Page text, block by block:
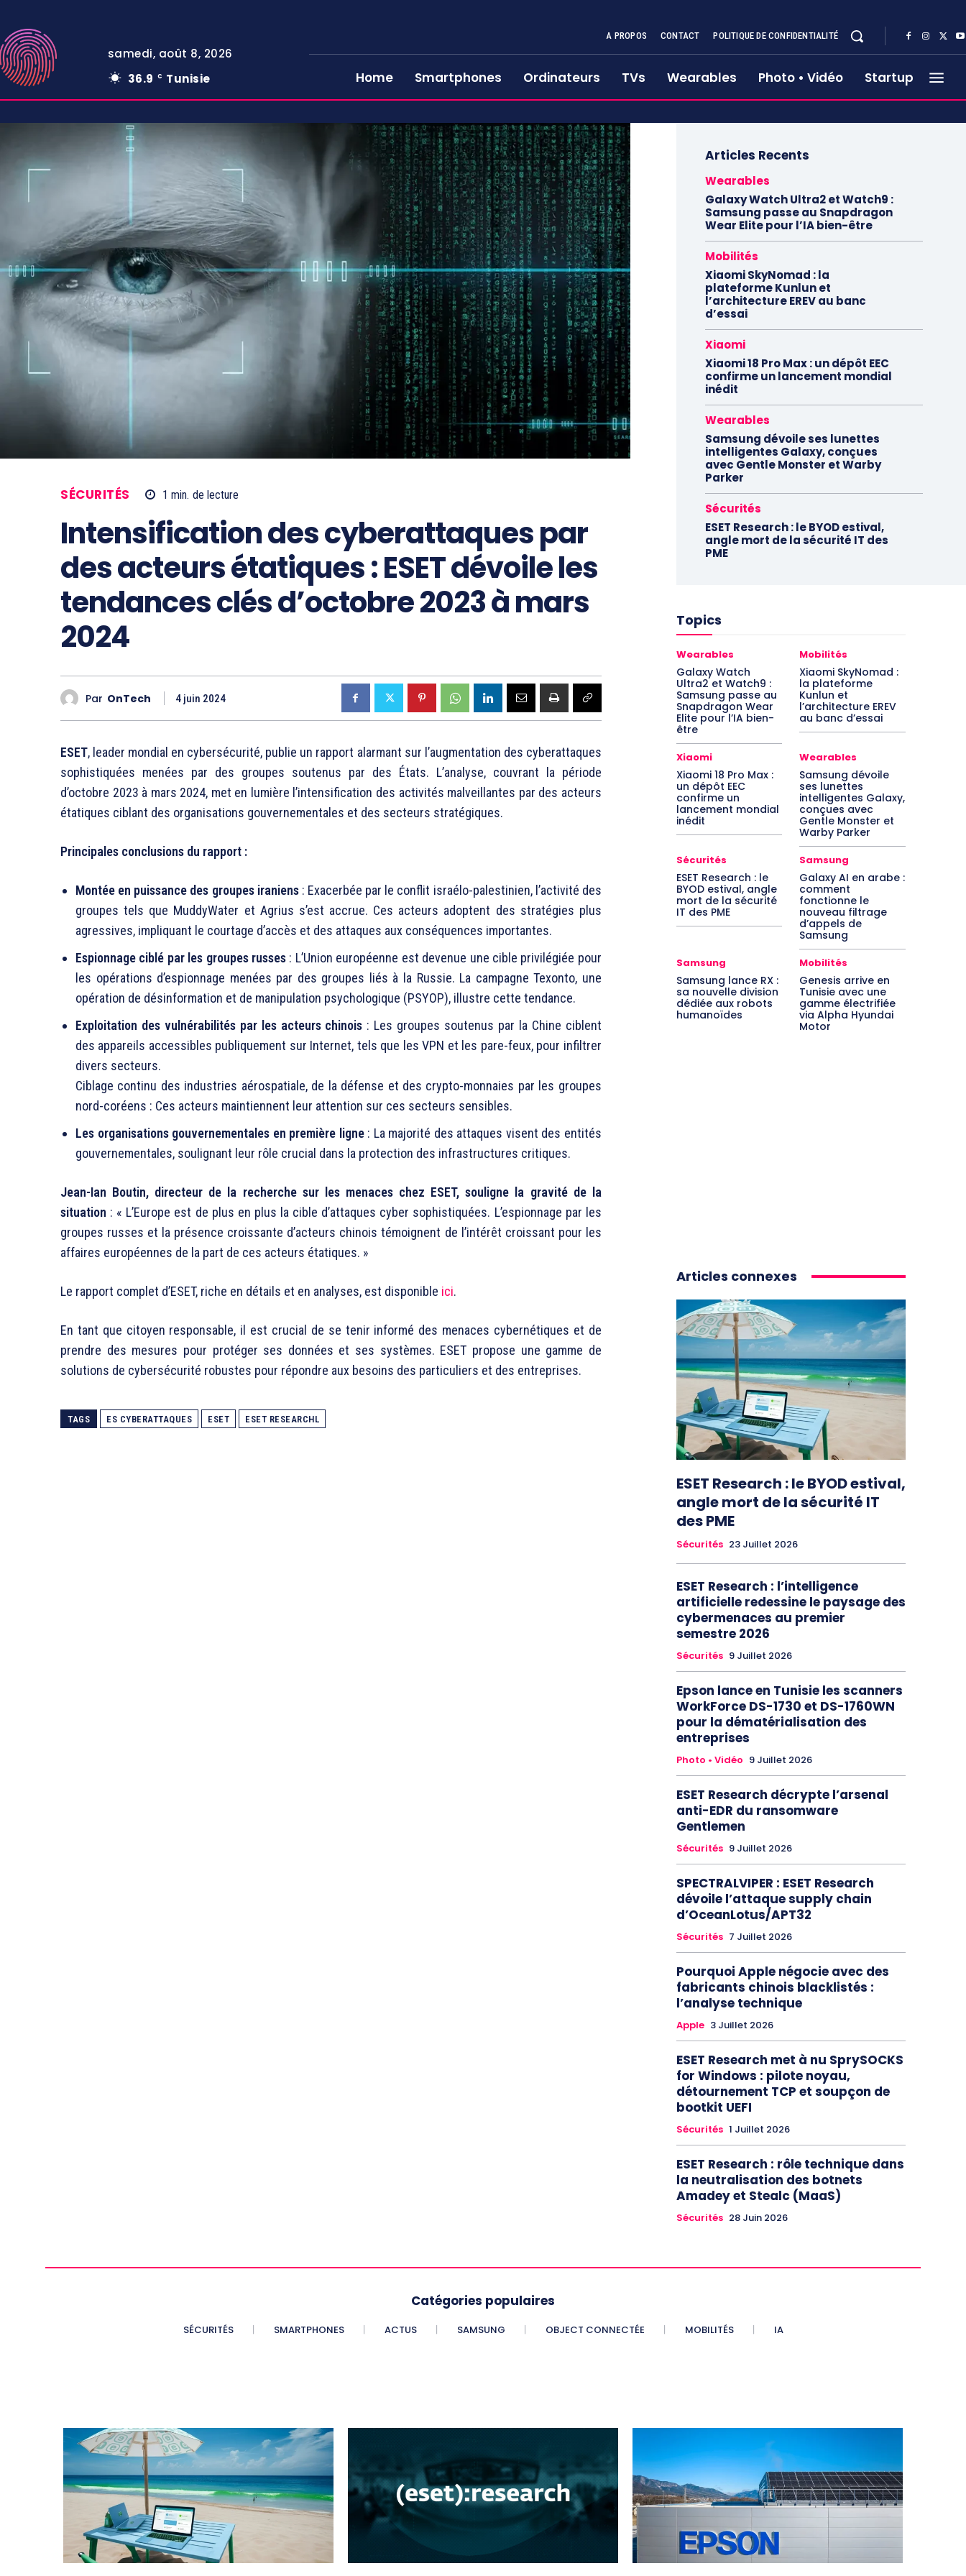
samedi, août 8, 2026
36.9
C Tunisie
A PROPOS CONTACT POLITIQUE DE CONFIDENTIALITÉ
Home Smartphones Ordinateurs TVs Wearables Photo • Vidéo Startup
SÉCURITÉS 1 min. de lecture
Intensification des cyberattaques par
des acteurs étatiques : ESET dévoile les
tendances clés d’octobre 2023 à mars
2024
Par OnTech 4 juin 2024
ESET, leader mondial en cybersécurité, publie un rapport alarmant sur l’augmentation des cyberattaques
sophistiquées menées par des groupes soutenus par des États. L’analyse, couvrant la période
d’octobre 2023 à mars 2024, met en lumière l’intensification des activités malveillantes par des acteurs
étatiques ciblant des organisations gouvernementales et des secteurs stratégiques.
Principales conclusions du rapport :
Montée en puissance des groupes iraniens: Exacerbée par le conflit israélo-palestinien, l’activité des
groupes tels que MuddyWater et Agrius s’est accrue. Ces acteurs adoptent des stratégies plus
agressives, impliquant le courtage d’accès et des attaques aux conséquences importantes.
Espionnage ciblé par les groupes russes : L’Union européenne est devenue une cible privilégiée pour
les opérations d’espionnage menées par des groupes liés à la Russie. La campagne Texonto, une
opération de désinformation et de manipulation psychologique (PSYOP), illustre cette tendance.
Exploitation des vulnérabilités par les acteurs chinois : Les groupes soutenus par la Chine ciblent
des appareils accessibles publiquement sur Internet, tels que les VPN et les pare-feux, pour infiltrer
divers secteurs.
Ciblage continu des industries aérospatiale, de la défense et des crypto-monnaies par les groupes
nord-coréens : Ces acteurs maintiennent leur attention sur ces secteurs sensibles.
Les organisations gouvernementales en première ligne: La majorité des attaques visent des entités
gouvernementales, soulignant leur rôle crucial dans la protection des infrastructures critiques.
Jean-Ian Boutin, directeur de la recherche sur les menaces chez ESET, souligne la gravité de la
situation : « L’Europe est de plus en plus la cible d’attaques cyber sophistiquées. L’espionnage par les
groupes russes et la présence croissante d’acteurs chinois témoignent de l’intérêt croissant pour les
affaires européennes de la part de ces acteurs étatiques. »
Le rapport complet d’ESET, riche en détails et en analyses, est disponible ici.
En tant que citoyen responsable, il est crucial de se tenir informé des menaces cybernétiques et de
prendre des mesures pour protéger ses données et ses systèmes. ESET propose une gamme de
solutions de cybersécurité robustes pour répondre aux besoins des particuliers et des entreprises.
TAGS ES CYBERATTAQUES ESET ESET RESEARCHL
Articles Recents
Wearables
Galaxy Watch Ultra2 et Watch9 :
Samsung passe au Snapdragon
Wear Elite pour l’IA bien-être
Mobilités
Xiaomi SkyNomad : la
plateforme Kunlun et
l’architecture EREV au banc
d’essai
Xiaomi
Xiaomi 18 Pro Max : un dépôt EEC
confirme un lancement mondial
inédit
Wearables
Samsung dévoile ses lunettes
intelligentes Galaxy, conçues
avec Gentle Monster et Warby
Parker
Sécurités
ESET Research : le BYOD estival,
angle mort de la sécurité IT des
PME
Topics
Wearables
Galaxy Watch
Ultra2 et Watch9 :
Samsung passe au
Snapdragon Wear
Elite pour l’IA bien-
être
Mobilités
Xiaomi SkyNomad :
la plateforme
Kunlun et
l’architecture EREV
au banc d’essai
Xiaomi
Xiaomi 18 Pro Max :
un dépôt EEC
confirme un
lancement mondial
inédit
Wearables
Samsung dévoile
ses lunettes
intelligentes Galaxy,
conçues avec
Gentle Monster et
Warby Parker
Sécurités
ESET Research : le
BYOD estival, angle
mort de la sécurité
IT des PME
Samsung
Galaxy AI en arabe :
comment
fonctionne le
nouveau filtrage
d’appels de
Samsung
Samsung
Samsung lance RX :
sa nouvelle division
dédiée aux robots
humanoïdes
Mobilités
Genesis arrive en
Tunisie avec une
gamme électrifiée
via Alpha Hyundai
Motor
Articles connexes
ESET Research : le BYOD estival,
angle mort de la sécurité IT
des PME
Sécurités 23 Juillet 2026
ESET Research : l’intelligence
artificielle redessine le paysage des
cybermenaces au premier
semestre 2026
Sécurités 9 Juillet 2026
Epson lance en Tunisie les scanners
WorkForce DS-1730 et DS-1760WN
pour la dématérialisation des
entreprises
Photo • Vidéo 9 Juillet 2026
ESET Research décrypte l’arsenal
anti-EDR du ransomware
Gentlemen
Sécurités 9 Juillet 2026
SPECTRALVIPER : ESET Research
dévoile l’attaque supply chain
d’OceanLotus/APT32
Sécurités 7 Juillet 2026
Pourquoi Apple négocie avec des
fabricants chinois blacklistés :
l’analyse technique
Apple 3 Juillet 2026
ESET Research met à nu SprySOCKS
for Windows : pilote noyau,
détournement TCP et soupçon de
bootkit UEFI
Sécurités 1 Juillet 2026
ESET Research : rôle technique dans
la neutralisation des botnets
Amadey et Stealc (MaaS)
Sécurités 28 Juin 2026
Catégories populaires
SÉCURITÉS SMARTPHONES ACTUS SAMSUNG OBJECT CONNECTÉE MOBILITÉS IA